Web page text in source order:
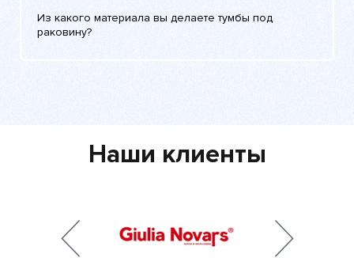
Из какого материала вы делаете тумбы под
раковину?
Наши клиенты